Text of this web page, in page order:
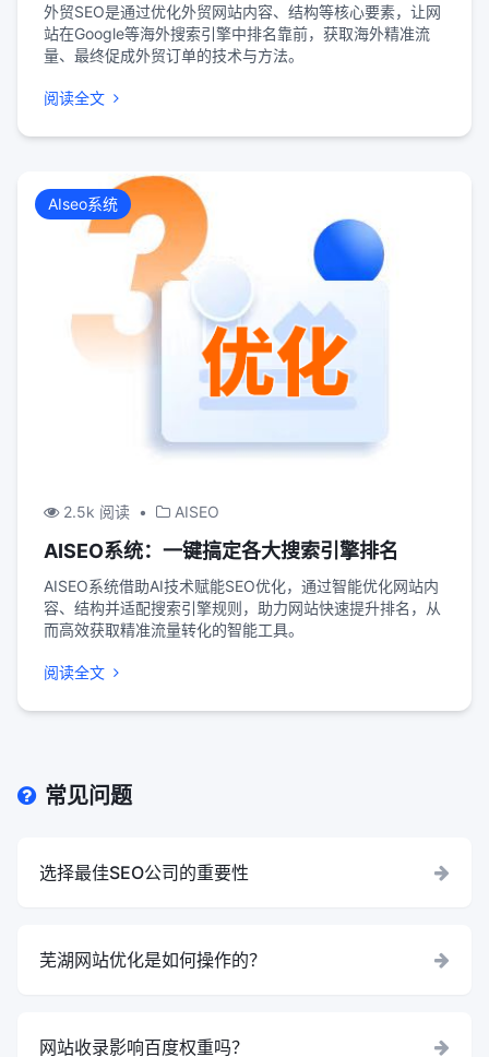
外贸SEO是通过优化外贸网站内容、结构等核心要素，让网
站在Google等海外搜索引擎中排名靠前，获取海外精准流
量、最终促成外贸订单的技术与方法。
阅读全文
AIseo系统
2.5k 阅读 • AISEO
AISEO系统：一键搞定各大搜索引擎排名
AISEO系统借助AI技术赋能SEO优化，通过智能优化网站内
容、结构并适配搜索引擎规则，助力网站快速提升排名，从
而高效获取精准流量转化的智能工具。
阅读全文
常见问题
选择最佳SEO公司的重要性
芜湖网站优化是如何操作的？
网站收录影响百度权重吗？